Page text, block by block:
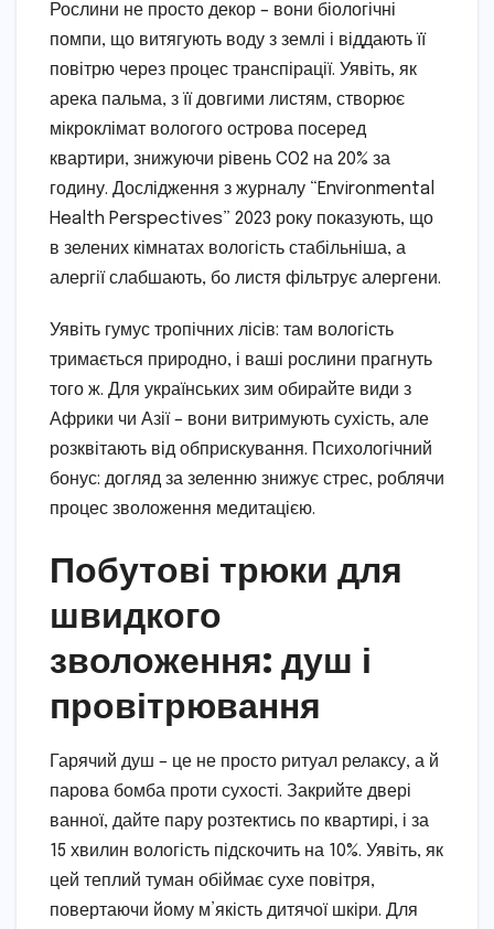
Рослини не просто декор – вони біологічні
помпи, що витягують воду з землі і віддають її
повітрю через процес транспірації. Уявіть, як
арека пальма, з її довгими листям, створює
мікроклімат вологого острова посеред
квартири, знижуючи рівень CO2 на 20% за
годину. Дослідження з журналу “Environmental
Health Perspectives” 2023 року показують, що
в зелених кімнатах вологість стабільніша, а
алергії слабшають, бо листя фільтрує алергени.
Уявіть гумус тропічних лісів: там вологість
тримається природно, і ваші рослини прагнуть
того ж. Для українських зим обирайте види з
Африки чи Азії – вони витримують сухість, але
розквітають від обприскування. Психологічний
бонус: догляд за зеленню знижує стрес, роблячи
процес зволоження медитацією.
Побутові трюки для
швидкого
зволоження: душ і
провітрювання
Гарячий душ – це не просто ритуал релаксу, а й
парова бомба проти сухості. Закрийте двері
ванної, дайте пару розтектись по квартирі, і за
15 хвилин вологість підскочить на 10%. Уявіть, як
цей теплий туман обіймає сухе повітря,
повертаючи йому м’якість дитячої шкіри. Для